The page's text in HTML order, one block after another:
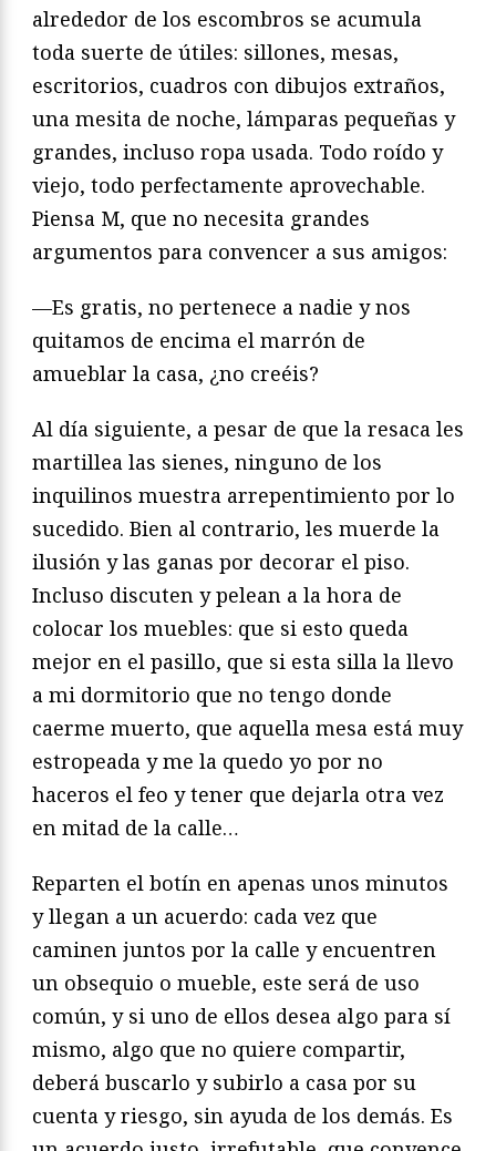
alrededor de los escombros se acumula
toda suerte de útiles: sillones, mesas,
escritorios, cuadros con dibujos extraños,
una mesita de noche, lámparas pequeñas y
grandes, incluso ropa usada. Todo roído y
viejo, todo perfectamente aprovechable.
Piensa M, que no necesita grandes
argumentos para convencer a sus amigos:
—Es gratis, no pertenece a nadie y nos
quitamos de encima el marrón de
amueblar la casa, ¿no creéis?
Al día siguiente, a pesar de que la resaca les
martillea las sienes, ninguno de los
inquilinos muestra arrepentimiento por lo
sucedido. Bien al contrario, les muerde la
ilusión y las ganas por decorar el piso.
Incluso discuten y pelean a la hora de
colocar los muebles: que si esto queda
mejor en el pasillo, que si esta silla la llevo
a mi dormitorio que no tengo donde
caerme muerto, que aquella mesa está muy
estropeada y me la quedo yo por no
haceros el feo y tener que dejarla otra vez
en mitad de la calle…
Reparten el botín en apenas unos minutos
y llegan a un acuerdo: cada vez que
caminen juntos por la calle y encuentren
un obsequio o mueble, este será de uso
común, y si uno de ellos desea algo para sí
mismo, algo que no quiere compartir,
deberá buscarlo y subirlo a casa por su
cuenta y riesgo, sin ayuda de los demás. Es